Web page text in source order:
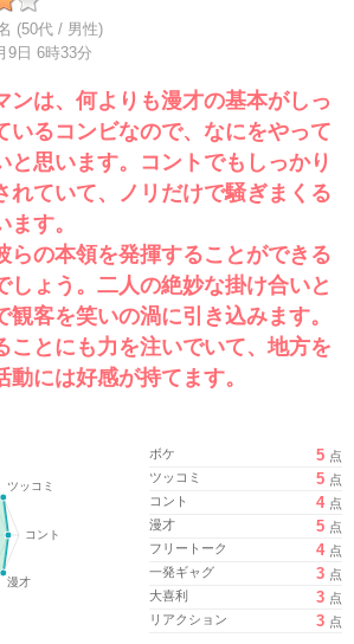
(50代 / 男性)
9日 6時33分
ンは、何よりも漫才の基本がしっ
いるコンビなので、なにをやって
と思います。コントでもしっかり
れていて、ノリだけで騒ぎまくる
す。
らの本領を発揮することができる
しょう。二人の絶妙な掛け合いと
観客を笑いの渦に引き込みます。
ことにも力を注いでいて、地方を
には好感が持てます。
ボケ 5 点
ツッコミ
5 点
コント
4 点
漫才
5 点
フリートーク
4 点
一発ギャグ
3 点
大喜利
3 点
リアクション
3 点